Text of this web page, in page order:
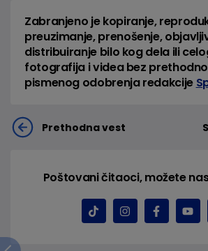
Zabranjeno je kopiranje,
preuzimanje, prenošenje,
distribuiranje bilo kog dela ili
fotografija i videa bez
pismenog odobrenja redakcije
Prethodna vest
Poštovani čitaoci, možete